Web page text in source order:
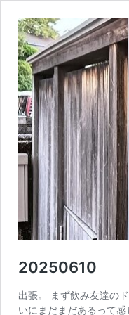
20250610
出張。 まず飲み友達の
いにまだまだあるって